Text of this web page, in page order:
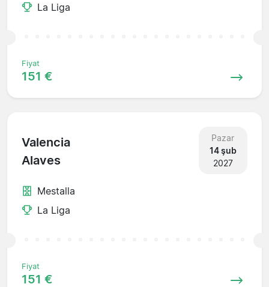
La Liga
Fiyat
151 €
Valencia
Alaves
Pazar
14 şub
2027
Mestalla
La Liga
Fiyat
151 €